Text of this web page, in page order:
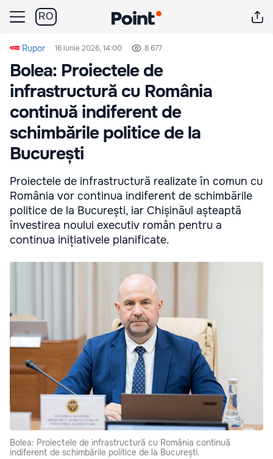
RO
Rupor 16 iunie 2026, 14:00 8 677
Bolea: Proiectele de
infrastructură cu România
continuă indiferent de
schimbările politice de la
București
Proiectele de infrastructură realizate în comun cu
România vor continua indiferent de schimbările
politice de la București, iar Chișinăul așteaptă
învestirea noului executiv român pentru a
continua inițiativele planificate.
Bolea: Proiectele de infrastructură cu România continuă
indiferent de schimbările politice de la București.